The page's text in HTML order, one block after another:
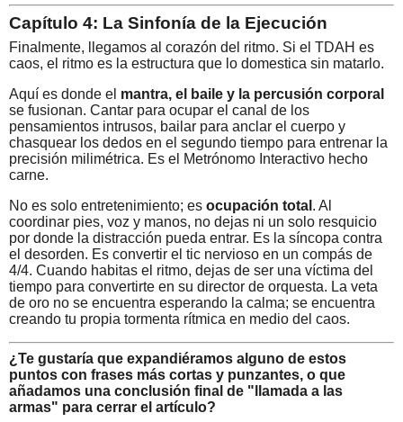
Capítulo 4: La Sinfonía de la Ejecución
Finalmente, llegamos al corazón del ritmo. Si el TDAH es
caos, el ritmo es la estructura que lo domestica sin matarlo.
Aquí es donde el mantra, el baile y la percusión corporal
se fusionan. Cantar para ocupar el canal de los
pensamientos intrusos, bailar para anclar el cuerpo y
chasquear los dedos en el segundo tiempo para entrenar la
precisión milimétrica. Es el Metrónomo Interactivo hecho
carne.
No es solo entretenimiento; es ocupación total . Al
coordinar pies, voz y manos, no dejas ni un solo resquicio
por donde la distracción pueda entrar. Es la síncopa contra
el desorden. Es convertir el tic nervioso en un compás de
4/4. Cuando habitas el ritmo, dejas de ser una víctima del
tiempo para convertirte en su director de orquesta. La veta
de oro no se encuentra esperando la calma; se encuentra
creando tu propia tormenta rítmica en medio del caos.
¿Te gustaría que expandiéramos alguno de estos
puntos con frases más cortas y punzantes, o que
añadamos una conclusión final de "llamada a las
armas" para cerrar el artículo?